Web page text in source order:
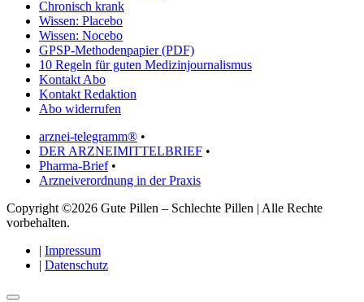
Chronisch krank
Wissen: Placebo
Wissen: Nocebo
GPSP-Methodenpapier (PDF)
10 Regeln für guten Medizinjournalismus
Kontakt Abo
Kontakt Redaktion
Abo widerrufen
arznei-telegramm® •
DER ARZNEIMITTELBRIEF •
Pharma-Brief•
Arzneiverordnung in der Praxis
Copyright ©2026 Gute Pillen – Schlechte Pillen | Alle Rechte
vorbehalten.
| Impressum
| Datenschutz